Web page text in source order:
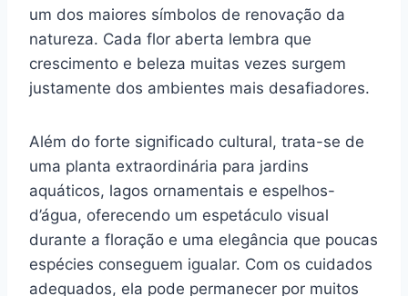
um dos maiores símbolos de renovação da
natureza. Cada flor aberta lembra que
crescimento e beleza muitas vezes surgem
justamente dos ambientes mais desafiadores.
Além do forte significado cultural, trata-se de
uma planta extraordinária para jardins
aquáticos, lagos ornamentais e espelhos-
d’água, oferecendo um espetáculo visual
durante a floração e uma elegância que poucas
espécies conseguem igualar. Com os cuidados
adequados, ela pode permanecer por muitos